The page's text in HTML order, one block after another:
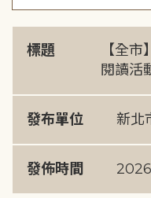
標題
【全
閱讀活
發布單位 新北
發佈時間